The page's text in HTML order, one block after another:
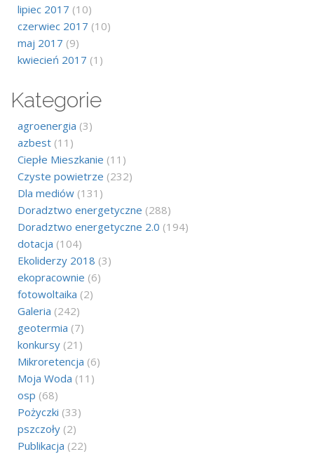
lipiec 2017 (10)
czerwiec 2017 (10)
maj 2017 (9)
kwiecień 2017 (1)
Kategorie
agroenergia (3)
azbest (11)
Ciepłe Mieszkanie (11)
Czyste powietrze (232)
Dla mediów (131)
Doradztwo energetyczne (288)
Doradztwo energetyczne 2.0 (194)
dotacja (104)
Ekoliderzy 2018 (3)
ekopracownie (6)
fotowoltaika (2)
Galeria (242)
geotermia (7)
konkursy (21)
Mikroretencja (6)
Moja Woda (11)
osp (68)
Pożyczki (33)
pszczoły (2)
Publikacja (22)